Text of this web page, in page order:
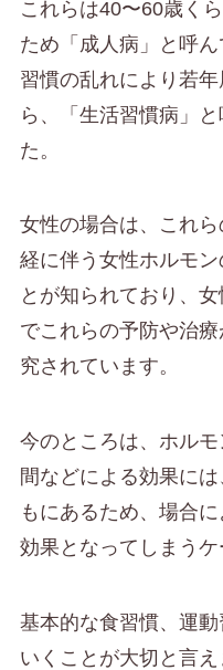
これらは40〜60歳く
ため「成人病」と呼
習慣の乱れにより若
ら、「生活習慣病」
た。
女性の場合は、これ
経に伴う女性ホルモ
とが知られており、
でこれらの予防や治
究されています。
今のところは、ホル
間などによる効果に
もにあるため、場合
効果となってしまうケ
基本的な食習慣、運
いくことが大切と言え